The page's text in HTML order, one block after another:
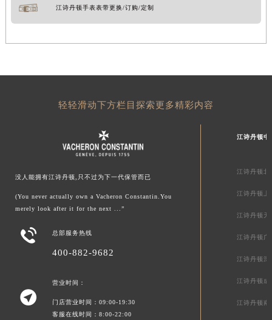
江诗丹顿手表表带更换/订购/定制
轻轻滑动下方栏目探索更多精彩内容
没人能拥有江诗丹顿,只不过为下一代保管而已
(You never actually own a Vacheron Constantin.You
merely look after it for the next ...”
 总部服务热线
400-882-9682

营业时间：
门店营业时间：09:00-19:30
客服在线时间：8:00-22:00
江诗丹顿中
江诗丹顿北
江诗丹顿上
江诗丹顿天
江诗丹顿广
江诗丹顿深
江诗丹顿成
江诗丹顿南